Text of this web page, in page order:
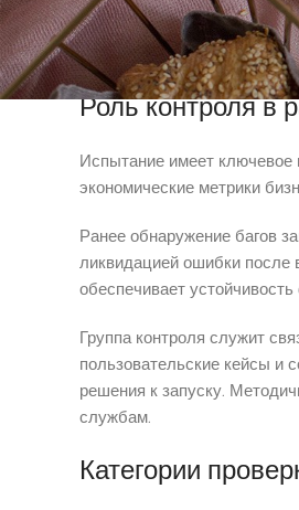
формируют планы проверки
багов в боевой среде. 7 к
Роль контроля в
Испытание имеет ключевое
экономические метрики
Ранее обнаружение багов
ликвидацией ошибки после
обеспечивает
Группа контроля служит
пользовательские кейсы и
решения к запуску.
службам.
Категории